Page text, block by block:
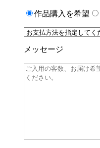
作品購入を希望
メッセージ